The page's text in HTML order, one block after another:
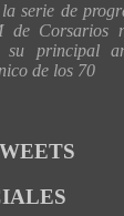
serie de
de Corsarios
su principal
de los 70